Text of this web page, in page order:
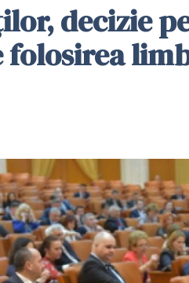
decizie
folosirea